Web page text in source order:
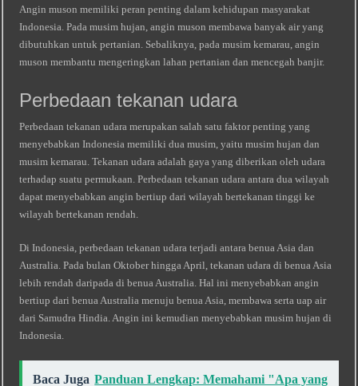
Angin muson memiliki peran penting dalam kehidupan masyarakat
Indonesia. Pada musim hujan, angin muson membawa banyak air yang
dibutuhkan untuk pertanian. Sebaliknya, pada musim kemarau, angin
muson membantu mengeringkan lahan pertanian dan mencegah banjir.
Perbedaan tekanan udara
Perbedaan tekanan udara merupakan salah satu faktor penting yang
menyebabkan Indonesia memiliki dua musim, yaitu musim hujan dan
musim kemarau. Tekanan udara adalah gaya yang diberikan oleh udara
terhadap suatu permukaan. Perbedaan tekanan udara antara dua wilayah
dapat menyebabkan angin bertiup dari wilayah bertekanan tinggi ke
wilayah bertekanan rendah.
Di Indonesia, perbedaan tekanan udara terjadi antara benua Asia dan
Australia. Pada bulan Oktober hingga April, tekanan udara di benua Asia
lebih rendah daripada di benua Australia. Hal ini menyebabkan angin
bertiup dari benua Australia menuju benua Asia, membawa serta uap air
dari Samudra Hindia. Angin ini kemudian menyebabkan musim hujan di
Indonesia.
Baca Juga Panduan Lengkap: Memahami "Apa yang